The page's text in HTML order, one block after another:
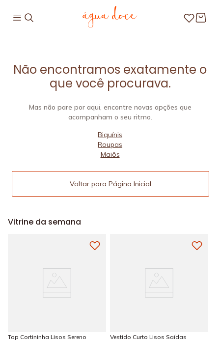
Não encontramos exatamente o
que você procurava.
Mas não pare por aqui, encontre novas opções que
acompanham o seu ritmo.
Biquínis
Roupas
Maiôs
Voltar para Página Inicial
Vitrine da semana
Top Cortininha Lisos Sereno Vestido Curto Lisos Saídas